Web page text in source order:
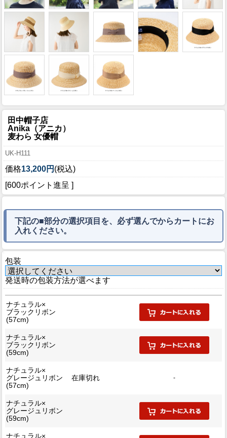
田中帽子店
Anika（アニカ）
麦わら 女優帽
UK-H111
価格13,200円 (税込)
[600ポイント進呈 ]
下記の■部分の選択項目を、必ず選んでからカートにお
入れください。
包装
発送時の包装方法が選べます
ナチュラル×
ブラックリボン
(57cm)
ナチュラル×
ブラックリボン
(59cm)
ナチュラル×
グレージュリボン
(57cm)
在庫切れ -
ナチュラル×
グレージュリボン
(59cm)
ナチュラル×